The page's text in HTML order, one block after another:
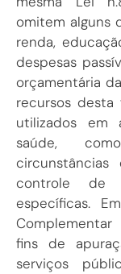
omitem alguns
renda,
despesas
orçamentária
recursos
utilizados em
saúde,
circunstâncias
controle de
específicas.
fins de
serviços